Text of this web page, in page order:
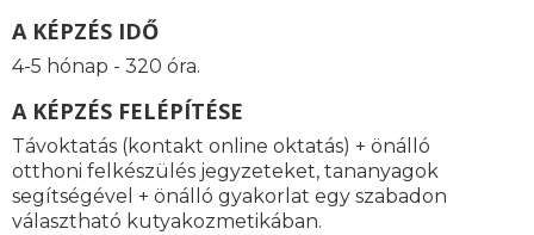
A KÉPZÉS IDŐ
4-5 hónap - 320 óra.
A KÉPZÉS FELÉPÍTÉSE
Távoktatás (kontakt online oktatás) + önálló
otthoni felkészülés jegyzeteket, tananyagok
segítségével + önálló gyakorlat egy szabadon
választható kutyakozmetikában.